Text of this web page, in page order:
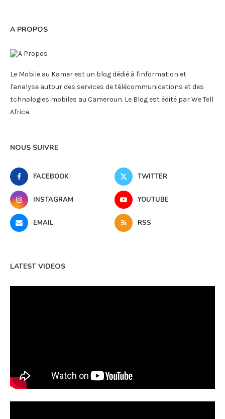
A PROPOS
Le Mobile au Kamer est un blog dédié à l'information et
l'analyse autour des services de télécommunications et des
tchnologies mobiles au Cameroun. Le Blog est édité par We Tell
Africa.
NOUS SUIVRE
FACEBOOK TWITTER
INSTAGRAM YOUTUBE
EMAIL RSS
LATEST VIDEOS